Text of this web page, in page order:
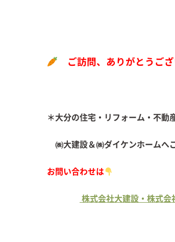
ご訪問、ありがとうご
＊大分の住宅・リフォーム・不動
㈱大建設＆㈱ダイケンホームへ
お問い合わせは
株式会社大建設・株式